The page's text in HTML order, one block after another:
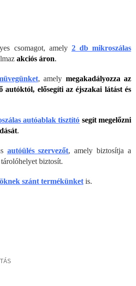
csomagot, amely 2 db mikroszálas
akciós áron.
, amely megakadályozza az
autóktól, elősegíti az éjszakai látást és
autóablak tisztító segít megelőzni
.
autóülés szervezőt, amely biztosítja a
biztosít.
szánt termékünket is.